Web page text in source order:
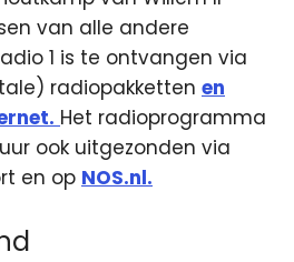
van alle andere
1 is te ontvangen via
radiopakketten en
Het radioprogramma
ook uitgezonden via
en op NOS.nl.